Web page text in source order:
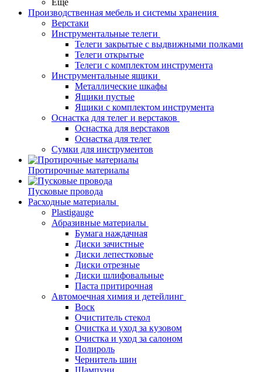
Еще
Производственная мебель и системы хранения
Верстаки
Инструментальные телеги
Телеги закрытые с выдвижными полками
Телеги открытые
Телеги с комплектом инструмента
Инструментальные ящики
Металлические шкафы
Ящики пустые
Ящики с комплектом инструмента
Оснастка для телег и верстаков
Оснастка для верстаков
Оснастка для телег
Сумки для инструментов
Протирочные материалы
Пусковые провода
Расходные материалы
Plastigauge
Абразивные материалы
Бумага наждачная
Диски зачистные
Диски лепестковые
Диски отрезные
Диски шлифовальные
Паста притирочная
Автомоечная химия и детейлинг
Воск
Очиститель стекол
Очистка и уход за кузовом
Очистка и уход за салоном
Полироль
Чернитель шин
Шампуни